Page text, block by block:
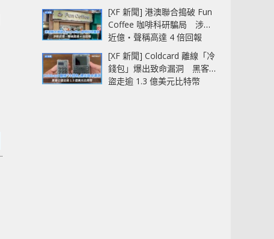
[XF 新聞] 港澳聯合搗破 Fun
Coffee 咖啡科研騙局 涉款
近億‧聲稱高達 4 倍回報
[XF 新聞] Coldcard 離線「冷
錢包」爆出致命漏洞 黑客已
盜走逾 1.3 億美元比特幣